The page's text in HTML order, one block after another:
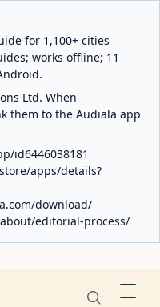
for 1,100+ cities
works offline; 11
Ltd. When
them to the Audiala app
id6446038181
apps/details?
download/
editorial-process/